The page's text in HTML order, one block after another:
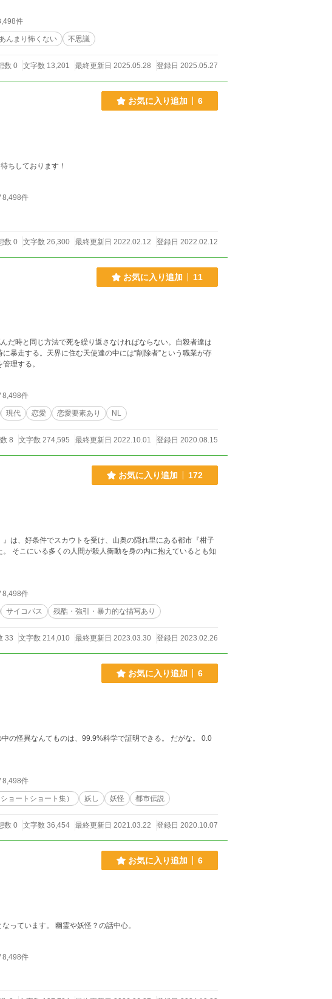
件
んまり怖くない 不思議
数 0 文字数 13,201 最終更新日 2025.05.28 登録日 2025.05.27
お気に入り追加 6
ちしております！
8,498件
数 0 文字数 26,300 最終更新日 2022.02.12 登録日 2022.02.12
お気に入り追加 11
だ時と同じ方法で死を繰り返さなければならない。自殺者達は
暴走する。天界に住む天使達の中には“削除者”という職業が存
理する。
8,498件
現代 恋愛 恋愛要素あり NL
8 文字数 274,595 最終更新日 2022.10.01 登録日 2020.08.15
お気に入り追加 172
は、好条件でスカウトを受け、山奥の隠れ里にある都市『柑子
も知
8,498件
サイコパス 残酷・強引・暴力的な描写あり
33 文字数 214,010 最終更新日 2023.03.30 登録日 2023.02.26
お気に入り追加 6
8,498件
ョートショート集） 妖し 妖怪 都市伝説
数 0 文字数 36,454 最終更新日 2021.03.22 登録日 2020.10.07
お気に入り追加 6
っています。 幽霊や妖怪？の話中心。
8,498件